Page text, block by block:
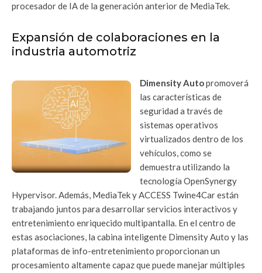
procesador de IA de la generación anterior de MediaTek.
Expansión de colaboraciones en la
industria automotriz
Dimensity Autopromoverá
las características de
seguridad a través de
sistemas operativos
virtualizados dentro de los
vehículos, como se
demuestra utilizando la
tecnología OpenSynergy
Hypervisor. Además, MediaTek y ACCESS Twine4Car están
trabajando juntos para desarrollar servicios interactivos y
entretenimiento enriquecido multipantalla. En el centro de
estas asociaciones, la cabina inteligente Dimensity Auto y las
plataformas de info-entretenimiento proporcionan un
procesamiento altamente capaz que puede manejar múltiples